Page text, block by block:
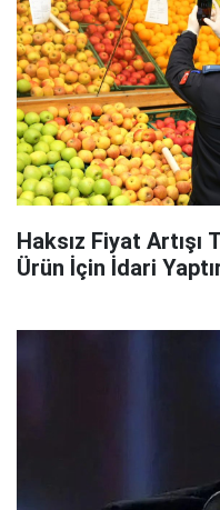
Haksız Fiyat Artışı
Ürün İçin İdari